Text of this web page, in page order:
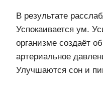
В результате
Успокаивается ум.
организме создаёт
артериальное
Улучшаются сон и